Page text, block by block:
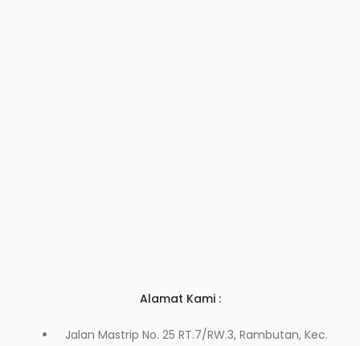
Alamat Kami :
Jalan Mastrip No. 25 RT.7/RW.3, Rambutan, Kec.